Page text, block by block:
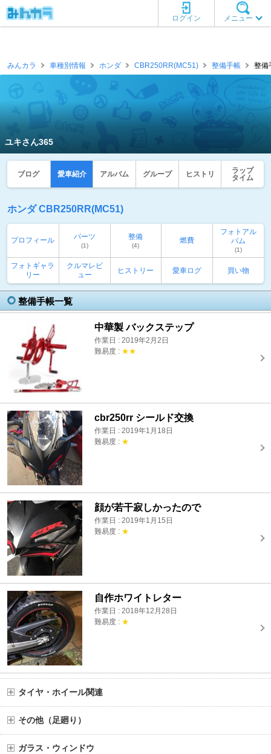
メニュー
ログイン
みんカラ 車種別情報 ホンダ CBR250RR(MC51) 整備手帳 整備
ユキさん365
ブログ 愛車紹介 アルバム グループ ヒストリ
ラップ
タイム
ホンダ CBR250RR(MC51)
プロフィール パーツ
(1)
整備
(4)
燃費
フォトアル
バム
(1)
フォトギャラ
リー
クルマレビ
ュー
ヒストリー 愛車ログ 買い物
整備手帳一覧
中華製 バックステップ
作業日 : 2019年2月2日
難易度 : ★★
cbr250rr シールド交換
作業日 : 2019年1月18日
難易度 : ★
顔が若干寂しかったので
作業日 : 2019年1月15日
難易度 : ★
自作ホワイトレター
作業日 : 2018年12月28日
難易度 : ★
タイヤ・ホイール関連
その他（足廻り）
ガラス・ウィンドウ